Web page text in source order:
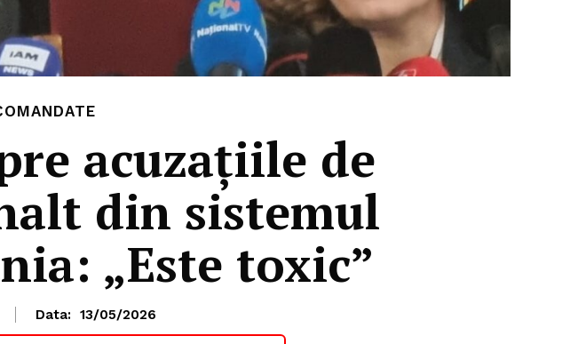
acuzațiile de
din sistemul
„Este toxic”
Data: 13/05/2026